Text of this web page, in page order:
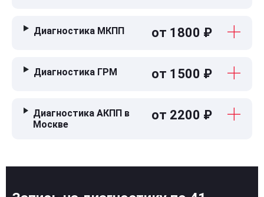
Диагностика МКПП от 1800 ₽
Диагностика ГРМ от 1500 ₽
Диагностика АКПП в
Москве
от 2200 ₽